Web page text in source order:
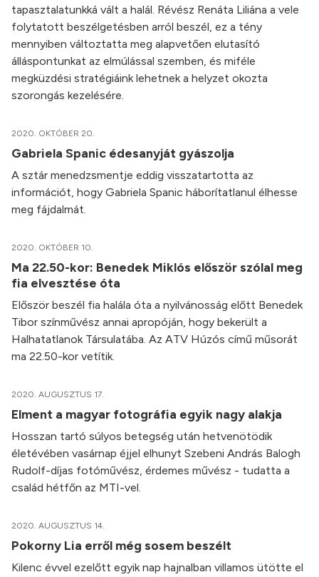
tapasztalatunkká vált a halál. Révész Renáta Liliána a vele
folytatott beszélgetésben arról beszél, ez a tény
mennyiben változtatta meg alapvetően elutasító
álláspontunkat az elmúlással szemben, és miféle
megküzdési stratégiáink lehetnek a helyzet okozta
szorongás kezelésére.
2020. OKTÓBER 20.
Gabriela Spanic édesanyját gyászolja
A sztár menedzsmentje eddig visszatartotta az
információt, hogy Gabriela Spanic háborítatlanul élhesse
meg fájdalmát.
2020. OKTÓBER 10.
Ma 22.50-kor: Benedek Miklós először szólal meg
fia elvesztése óta
Először beszél fia halála óta a nyilvánosság előtt Benedek
Tibor színművész annai apropóján, hogy bekerült a
Halhatatlanok Társulatába. Az ATV Húzós című műsorát
ma 22.50-kor vetítik.
2020. AUGUSZTUS 17.
Elment a magyar fotográfia egyik nagy alakja
Hosszan tartó súlyos betegség után hetvenötödik
életévében vasárnap éjjel elhunyt Szebeni András Balogh
Rudolf-díjas fotóművész, érdemes művész - tudatta a
család hétfőn az MTI-vel.
2020. AUGUSZTUS 14.
Pokorny Lia erről még sosem beszélt
Kilenc évvel ezelőtt egyik nap hajnalban villamos ütötte el